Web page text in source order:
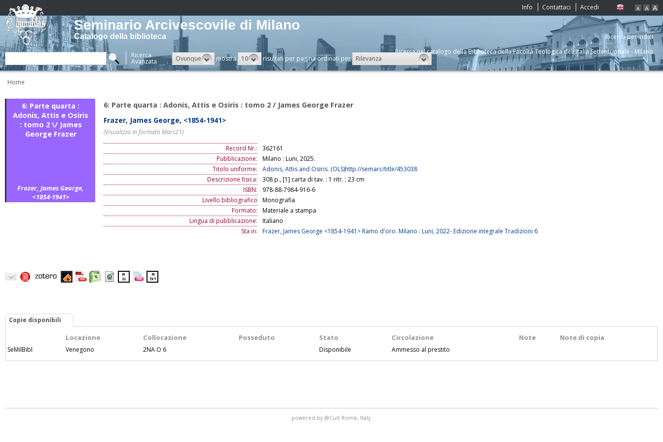
Info Contattaci Accedi
Ricerca per indici
Ricerca nel catalogo della Biblioteca della Facoltà Teologica dell'Italia Settentrionale - Milano
Seminario Arcivescovile di Milano
Catalogo della biblioteca
Ricerca
Avanzata Ovunque mostra 10 risultati per pagina ordinati per Rilevanza
Home
6: Parte quarta :
Adonis, Attis e Osiris
: tomo 2 \/ James
George Frazer
Frazer, James George,
<1854-1941>
6: Parte quarta : Adonis, Attis e Osiris : tomo 2 / James George Frazer
Frazer, James George, <1854-1941>
(Visualizza in formato Marc21)
Record Nr.:
362161
Pubblicazione:
Milano : Luni, 2025.
Titolo uniforme:
Adonis, Attis and Osiris. (OLS)http://semarc/title/453038
Descrizione fisica:
308 p., [1] carta di tav. : 1 ritr. ; 23 cm
ISBN:
978-88-7984-916-6
Livello bibliografico
Monografia
Formato:
Materiale a stampa
Lingua di pubblicazione:
Italiano
Sta in:
Frazer, James George <1854-1941> Ramo d'oro. Milano : Luni, 2022- Edizione integrale Tradizioni 6
Copie disponibili
Locazione Collocazione Posseduto Stato Circolazione Note Note di copia
SeMilBibl Venegono 2NA O 6 Disponibile Ammesso al prestito
powered by @Cult Rome, Italy.